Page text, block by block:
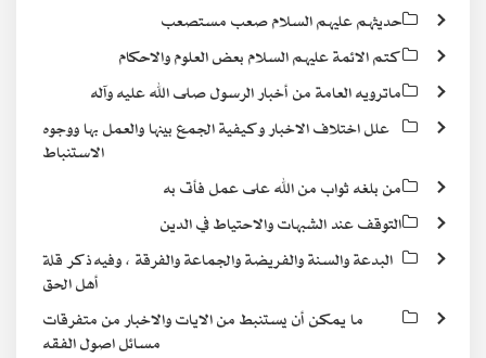
حديثهم عليهم السلام صعب مستصعب
كتم الائمة عليهم السلام بعض العلوم والاحكام
ماترويه العامة من أخبار الرسول صلى الله عليه وآله
علل اختلاف الاخبار وكيفية الجمع بينها والعمل بها ووجوه
الاستنباط
من بلغه ثواب من الله على عمل فأتى به
التوقف عند الشبهات والاحتياط في الدين
البدعة والسنة والفريضة والجماعة والفرقة ، وفيه ذكر قلة
أهل الحق
ما يمكن أن يستنبط من الايات والاخبار من متفرقات
مسائل اصول الفقه